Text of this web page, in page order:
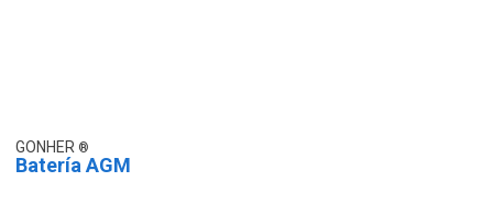
GONHER
Batería AGM